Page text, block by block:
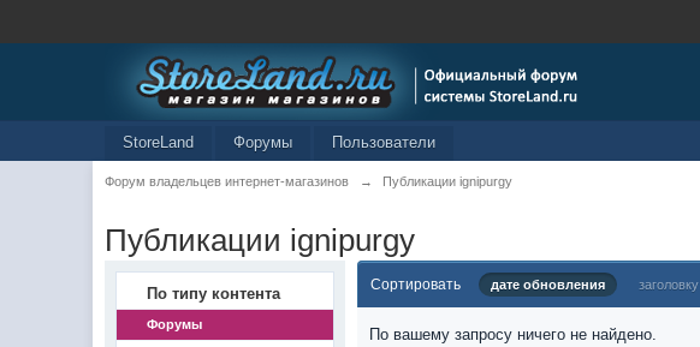
StoreLand Форумы Пользователи
Форум владельцев интернет-магазинов → Публикации ignipurgy
Публикации ignipurgy
По типу контента
Форумы
Сортировать дате обновления заголовку
По вашему запросу ничего не найдено.